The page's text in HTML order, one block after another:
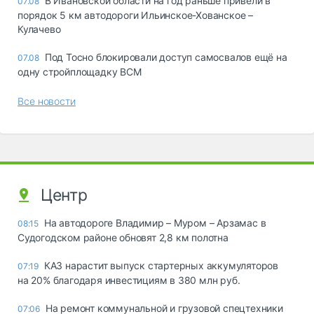
порядок 5 км автодороги Ильинское-Хованское –
Кулачево
07.08 Под Тосно блокировали доступ самосвалов ещё на
одну стройплощадку ВСМ
Все новости
Центр
08:15 На автодороге Владимир – Муром – Арзамас в
Судогодском районе обновят 2,8 км полотна
07:19 КАЗ нарастит выпуск стартерных аккумуляторов
на 20% благодаря инвестициям в 380 млн руб.
07:06 На ремонт коммунальной и грузовой спецтехники